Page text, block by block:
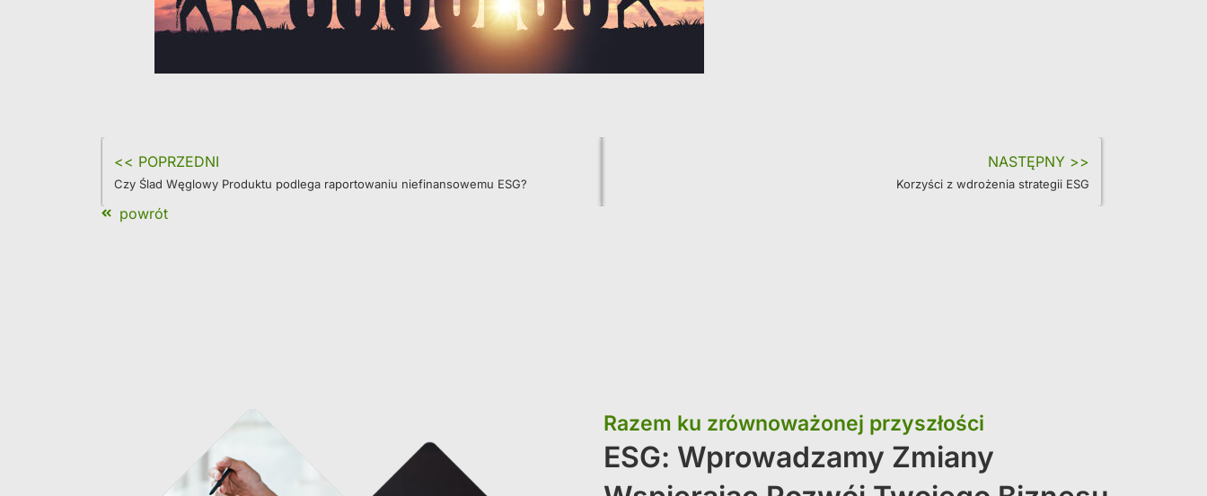
<< POPRZEDNI
Czy Ślad Węglowy Produktu podlega raportowaniu niefinansowemu ESG?
NASTĘPNY >>
Korzyści z wdrożenia strategii ESG
powrót
Razem ku zrównoważonej przyszłości
ESG: Wprowadzamy Zmiany